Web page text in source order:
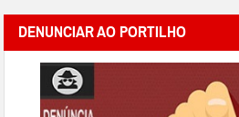
DENUNCIAR AO PORTILHO